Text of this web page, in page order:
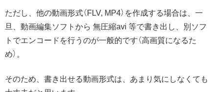
ただし、他の動画形式（FLV, MP4）を作成する場合は、一
旦、動画編集ソフトから 無圧縮avi 等で書き出し、別ソフ
トでエンコードを行うのが一般的です（高画質になるた
め）。
そのため、書き出せる動画形式は、あまり気にしなくても